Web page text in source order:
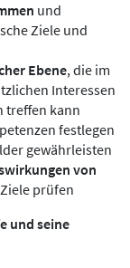
und
Ziele und
Ebene, die im
Interessen
treffen kann
festlegen
gewährleisten
von
prüfen
und seine